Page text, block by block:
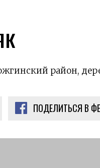
район,
ПОДЕЛИТЬСЯ В